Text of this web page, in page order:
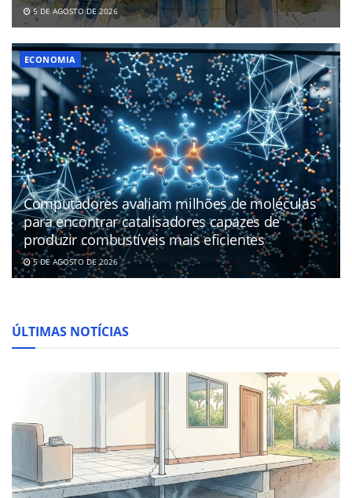
5 DE AGOSTO DE 2026
ECONOMIA
Computadores avaliam milhões de moléculas
para encontrar catalisadores capazes de
produzir combustíveis mais eficientes
5 DE AGOSTO DE 2026
ÚLTIMAS NOTÍCIAS